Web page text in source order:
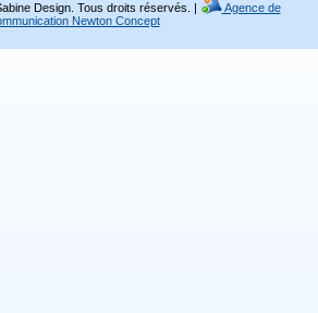
Design. Tous droits réservés. |
Agence de
Newton Concept